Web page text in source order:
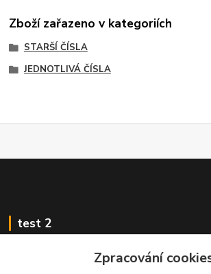
Zboží zařazeno v kategoriích
STARŠÍ ČÍSLA
JEDNOTLIVÁ ČÍSLA
test 2
Zpracování